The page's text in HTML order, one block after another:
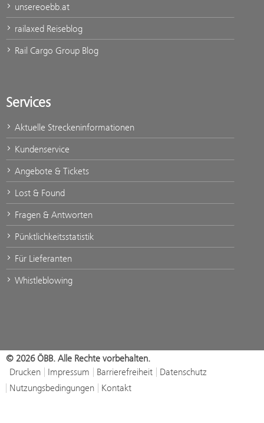
unsereoebb.at
railaxed Reiseblog
Rail Cargo Group Blog
Services
Aktuelle Streckeninformationen
Kundenservice
Angebote & Tickets
Lost & Found
Fragen & Antworten
Pünktlichkeitsstatistik
Für Lieferanten
Whistleblowing
© 2026 ÖBB. Alle Rechte vorbehalten.
Drucken
Impressum Barrierefreiheit
Datenschutz
Nutzungsbedingungen
Kontakt